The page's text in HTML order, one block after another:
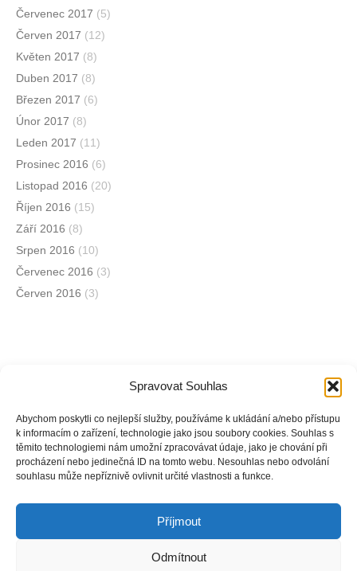
Spravovat Souhlas
Abychom poskytli co nejlepší služby, používáme k ukládání a/nebo přístupu
k informacím o zařízení, technologie jako jsou soubory cookies. Souhlas s
těmito technologiemi nám umožní zpracovávat údaje, jako je chování při
procházení nebo jedinečná ID na tomto webu. Nesouhlas nebo odvolání
souhlasu může nepříznivě ovlivnit určité vlastnosti a funkce.
Příjmout
Odmítnout
Červenec 2017 (5)
Červen 2017 (12)
Květen 2017 (8)
Duben 2017 (8)
Březen 2017 (6)
Únor 2017 (8)
Leden 2017 (11)
Prosinec 2016 (6)
Listopad 2016 (20)
Říjen 2016 (15)
Září 2016 (8)
Srpen 2016 (10)
Červenec 2016 (3)
Červen 2016 (3)
Jsme na sociálních sítích
Facebook